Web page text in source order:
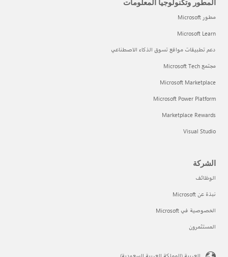
المطور وتكنولوجيا المعلومات
مطور Microsoft
Microsoft Learn
دعم تطبيقات مواقع تسوق الذكاء الاصطناعي
مجتمع Microsoft Tech
Microsoft Marketplace
Microsoft Power Platform
Marketplace Rewards
Visual Studio
الشركة
الوظائف
نبذة عن Microsoft
الخصوصية في Microsoft
المستثمرون